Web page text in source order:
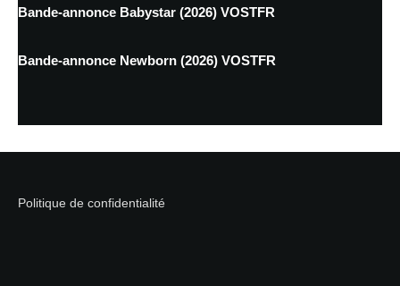
Bande-annonce Babystar (2026) VOSTFR
Bande-annonce Newborn (2026) VOSTFR
Politique de confidentialité